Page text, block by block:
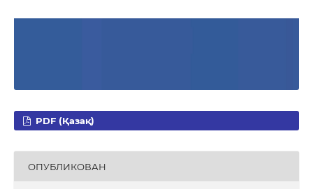
PDF (Қазақ)
ОПУБЛИКОВАН